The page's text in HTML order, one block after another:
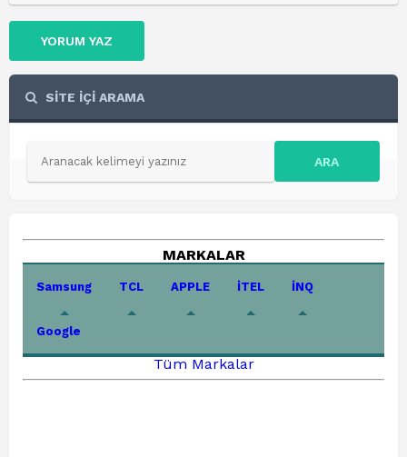
YORUM YAZ
SİTE İÇİ ARAMA
ARA
MARKALAR
Samsung TCL APPLE İTEL İNQ
Google
Tüm Markalar